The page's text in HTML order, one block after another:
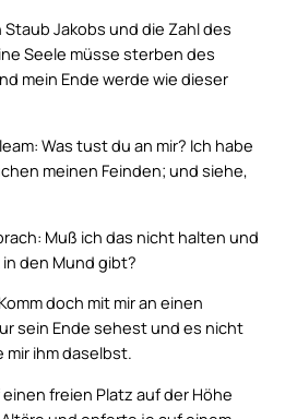
Jakobs und die Zahl des
Seele müsse sterben des
mein Ende werde wie dieser
Was tust du an mir? Ich habe
meinen Feinden; und siehe,
Muß ich das nicht halten und
in den Mund gibt?
doch mit mir an einen
sein Ende sehest und es nicht
ihm daselbst.
freien Platz auf der Höhe